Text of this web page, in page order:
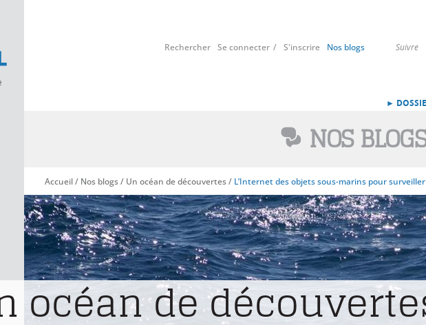
Suivre
Rechercher Se connecter S'inscrire Nos blogs
►
NOS
Vous êtes ici
Accueil/ Nos blogs/ Un océan de découvertes/ L’Internet des objets sous-marins pour
océan de